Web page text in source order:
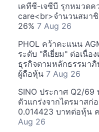
เคทีซี-เจซีบี รุกหมวดค
care<br>จำนวนสมาชิ
26% 7 Aug 26
PHOL คว้าคะแนน
ระดับ "ดีเยี่ยม" ต่อเนื่อ
ธุรกิจตามหลักธรรมาภิ
ผู้ถือหุ้น 7 Aug 26
SINO ประกาศ Q2/
ตัวแกร่งจากไตรมาสก่
0.014423 บาทต่อหุ้น
Aug 26